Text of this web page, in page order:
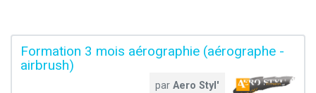
Formation 3 mois aérographie (aérographe -
airbrush)
par Aero Styl'